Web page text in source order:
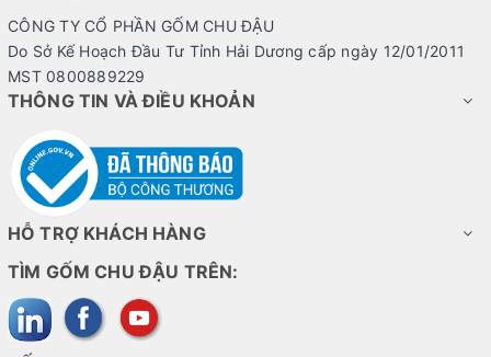
CÔNG TY CỔ PHẦN GỐM CHU ĐẬU
Do Sở Kế Hoạch Đầu Tư Tỉnh Hải Dương cấp ngày 12/01/2011
MST 0800889229
THÔNG TIN VÀ ĐIỀU KHOẢN
HỖ TRỢ KHÁCH HÀNG
TÌM GỐM CHU ĐẬU TRÊN: